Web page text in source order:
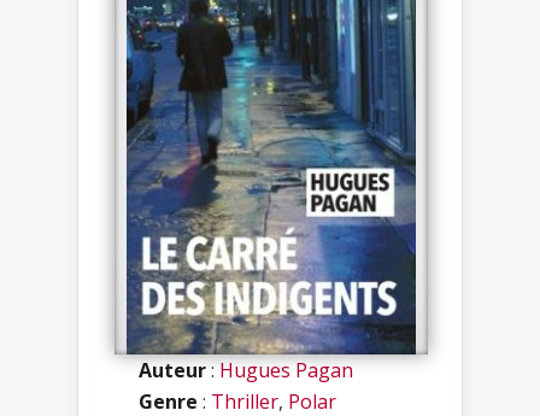
Auteur:Hugues Pagan
Genre : Thriller, Polar